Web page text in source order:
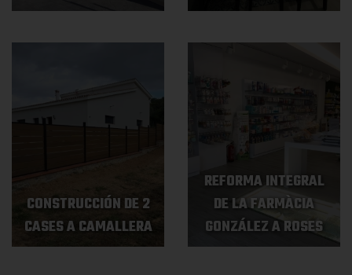
CONSTRUCCIÓN DE 2
CASES A CAMALLERA
REFORMA INTEGRAL
DE LA FARMÀCIA
GONZÁLEZ A ROSES